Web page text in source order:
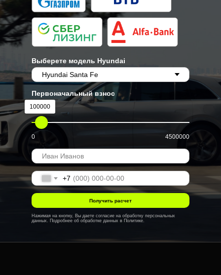
Выберете модель Hyundai
Первоначальный взнос
100000
0 4500000
+7
Получить расчет
Нажимая на кнопку, Вы даете согласие на обработку персональных
данных. Подробнее об обработке данных в Политике.